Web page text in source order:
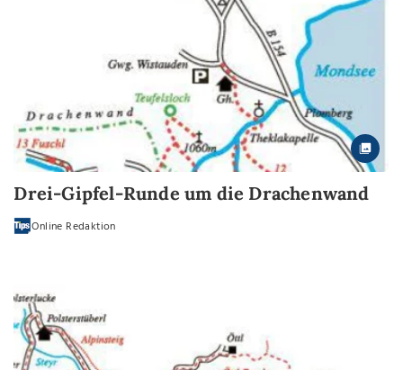
Drei-Gipfel-Runde um die Drachenwand
Online Redaktion